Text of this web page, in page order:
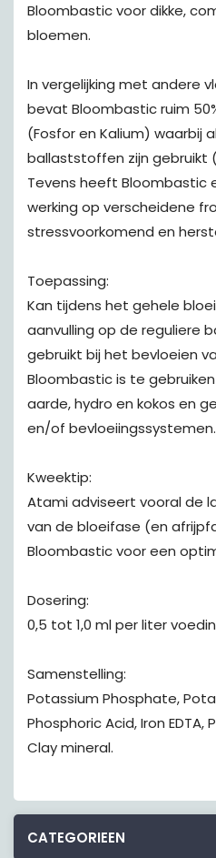
Bloombastic voor dikke,
bloemen.
In vergelijking met andere
bevat Bloombastic ruim
(Fosfor en Kalium) waarbij
ballaststoffen zijn gebruikt
Tevens heeft Bloombastic
werking op verscheidene
stressvoorkomend en
Toepassing:
Kan tijdens het gehele
aanvulling op de reguliere
gebruikt bij het bevloeien
Bloombastic is te
aarde, hydro en kokos en
en/of bevloeiingssystemen.
Kweektip:
Atami adviseert vooral de
van de bloeifase (en
Bloombastic voor een
Dosering:
0,5 tot 1,0 ml per liter
Samenstelling:
Potassium Phosphate,
Phosphoric Acid, Iron
Clay mineral.
CATEGORIEEN